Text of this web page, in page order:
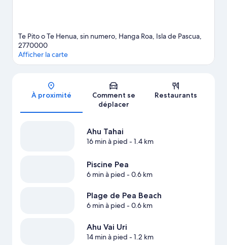
Te Pito o Te Henua, sin numero, Hanga Roa, Isla de Pascua,
2770000
Afficher la carte
À proximité
Comment se
déplacer
Restaurants
Ahu Tahai
16 min à pied - 1.4 km
Piscine Pea
6 min à pied - 0.6 km
Plage de Pea Beach
6 min à pied - 0.6 km
Ahu Vai Uri
14 min à pied - 1.2 km